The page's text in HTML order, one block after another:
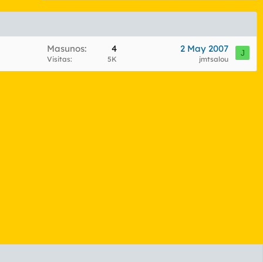
Masunos 4
Visitas 5K
2 May 2007
jmtsalou
J